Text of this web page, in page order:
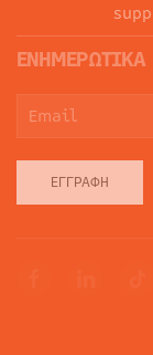
ΕΝΗΜΕΡΩΤΙΚΑ
ΕΓΓΡΑΦΉ